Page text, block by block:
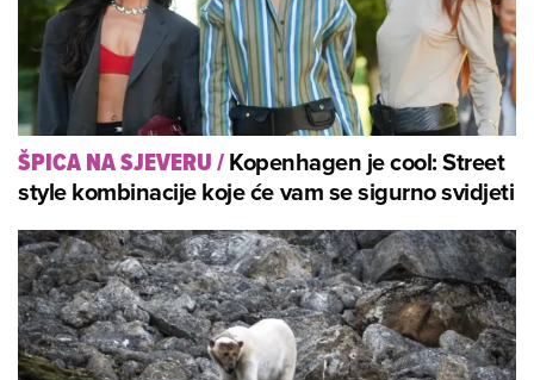
ŠPICA NA SJEVERU/Kopenhagen je cool: Street
style kombinacije koje će vam se sigurno svidjeti